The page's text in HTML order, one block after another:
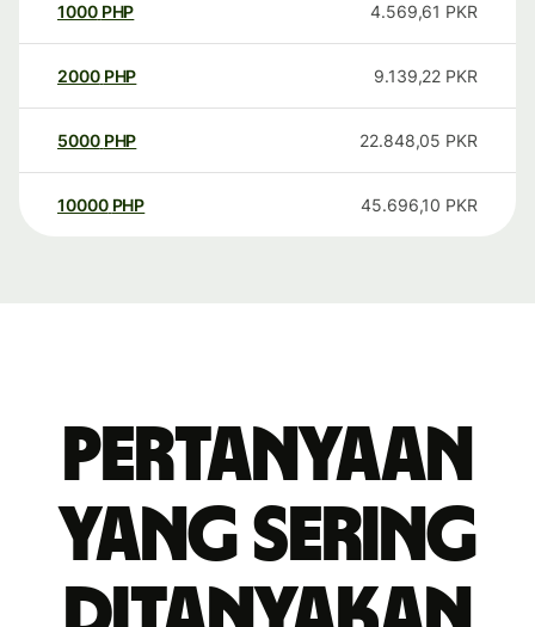
1000 PHP 4.569,61 PKR
2000 PHP 9.139,22 PKR
5000 PHP 22.848,05 PKR
10000 PHP 45.696,10 PKR
Pertanyaan
yang sering